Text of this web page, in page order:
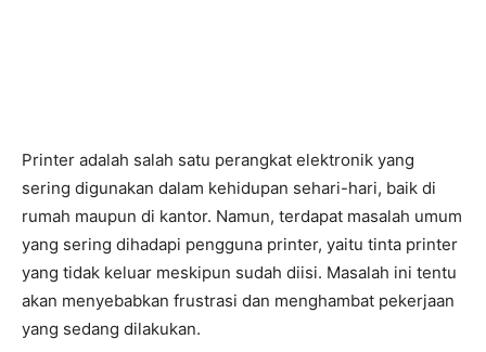
Printer adalah salah satu perangkat elektronik yang
sering digunakan dalam kehidupan sehari-hari, baik di
rumah maupun di kantor. Namun, terdapat masalah umum
yang sering dihadapi pengguna printer, yaitu tinta printer
yang tidak keluar meskipun sudah diisi. Masalah ini tentu
akan menyebabkan frustrasi dan menghambat pekerjaan
yang sedang dilakukan.